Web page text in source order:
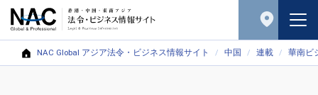
NAC Global アジア法令・ビジネス情報サイト 中国 連載 華南ビ